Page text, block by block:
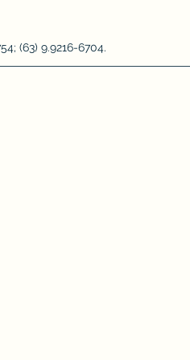
(63) 9.9216-6704.